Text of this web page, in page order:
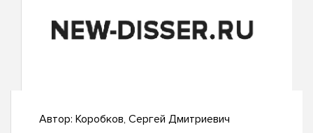
Автор: Коробков, Сергей Дмитриевич